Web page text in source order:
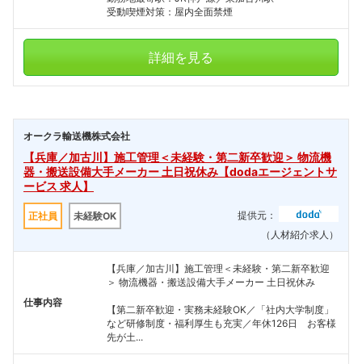
受動喫煙対策：屋内全面禁煙
詳細を見る
オークラ輸送機株式会社
【兵庫／加古川】施工管理＜未経験・第二新卒歓迎＞ 物流機
器・搬送設備大手メーカー 土日祝休み【dodaエージェントサ
ービス 求人】
正社員 未経験OK
提供元：
（人材紹介求人）
仕事内容
【兵庫／加古川】施工管理＜未経験・第二新卒歓迎
＞ 物流機器・搬送設備大手メーカー 土日祝休み
【第二新卒歓迎・実務未経験OK／「社内大学制度」
など研修制度・福利厚生も充実／年休126日 お客様
先が土...